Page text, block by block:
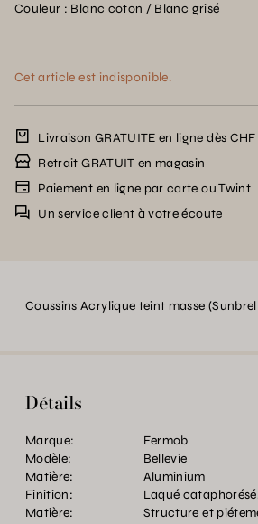
Couleur : Blanc coton / Blanc grisé
Cet article est indisponible.
Livraison GRATUITE en ligne dès
Retrait GRATUIT en magasin
Paiement en ligne par carte ou Twint
Un service client à votre écoute
Coussins Acrylique teint masse
Détails
Marque:
Fermob
Modèle:
Bellevie
Matière:
Aluminium
Finition:
Laqué
Matière:
Structure et